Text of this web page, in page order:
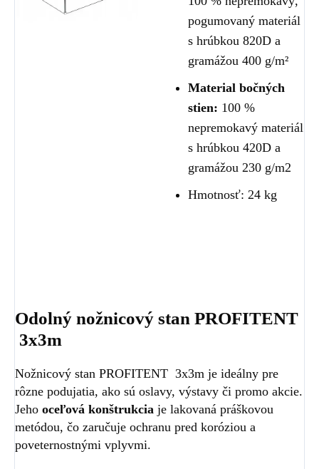
pogumovaný materiál
s hrúbkou 820D a
gramážou 400 g/m²
Material bočných
stien: 100 %
nepremokavý materiál
s hrúbkou 420D a
gramážou 230 g/m2
Hmotnosť: 24 kg
Odolný nožnicový stan PROFITENT
3x3m
Nožnicový stan PROFITENT 3x3m je ideálny pre
rôzne podujatia, ako sú oslavy, výstavy či promo akcie.
Jeho oceľová konštrukcia je lakovaná práškovou
metódou, čo zaručuje ochranu pred koróziou a
poveternostnými vplyvmi.